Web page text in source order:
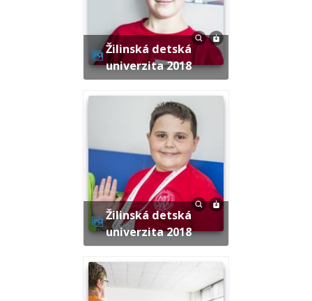
Žilinská detská
univerzita 2018
Žilinská detská
univerzita 2018